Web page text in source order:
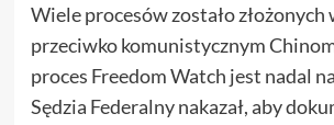
Wiele procesów zostało złożonych
przeciwko komunistycznym
proces Freedom Watch jest nadal
Sędzia Federalny nakazał, aby